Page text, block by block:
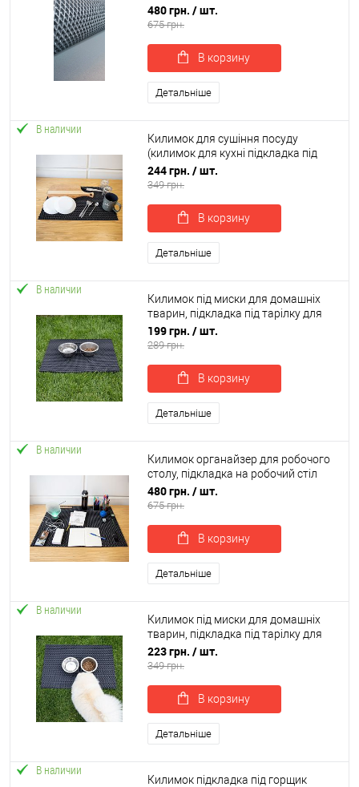
OSPORT EVA (R-00041)
480 грн. / шт.
675 грн.
В корзину
Детальніше
В наличии
Килимок для сушіння посуду
(килимок для кухні підкладка під
мокрий посуд) 60х40 см OSPORT (R-
00054)
244 грн. / шт.
349 грн.
В корзину
Детальніше
В наличии
Килимок під миски для домашніх
тварин, підкладка під тарілку для
котів 50х30 см OSPORT (R-00018)
199 грн. / шт.
289 грн.
В корзину
Детальніше
В наличии
Килимок органайзер для робочого
столу, підкладка на робочий стіл
80х60 см OSPORT (R-00062)
480 грн. / шт.
675 грн.
В корзину
Детальніше
В наличии
Килимок під миски для домашніх
тварин, підкладка під тарілку для
котів 50х40 см OSPORT (R-00038)
223 грн. / шт.
349 грн.
В корзину
Детальніше
В наличии
Килимок підкладка під горщик